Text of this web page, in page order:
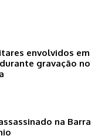
envolvidos em
gravação no
na Barra